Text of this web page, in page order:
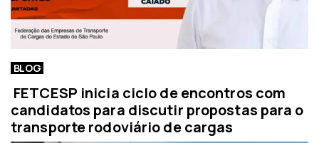
BLOG
FETCESP inicia ciclo de encontros com
candidatos para discutir propostas para o
transporte rodoviário de cargas